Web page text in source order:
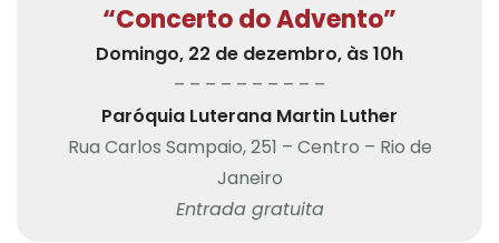
“Concerto do Advento”
Domingo, 22 de dezembro, às 10h
– – – – – – – – – –
Paróquia Luterana Martin Luther
Rua Carlos Sampaio, 251 – Centro – Rio de
Janeiro
Entrada gratuita